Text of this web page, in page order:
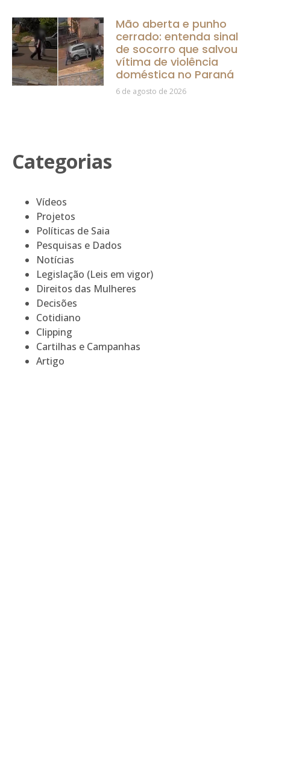
Mão aberta e punho
cerrado: entenda sinal
de socorro que salvou
vítima de violência
doméstica no Paraná
6 de agosto de 2026
Categorias
Vídeos
Projetos
Políticas de Saia
Pesquisas e Dados
Notícias
Legislação (Leis em vigor)
Direitos das Mulheres
Decisões
Cotidiano
Clipping
Cartilhas e Campanhas
Artigo